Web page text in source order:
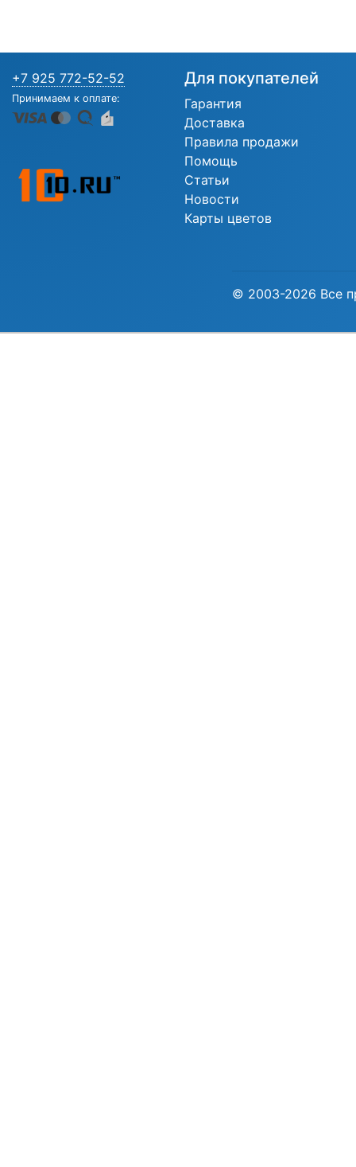
+7 925 772-52-52
Принимаем к оплате:
Для покупателей
Гарантия
Доставка
Правила продажи
Помощь
Статьи
Новости
Карты цветов
© 2003-2026 Все